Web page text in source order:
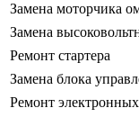
Замена моторчика
Замена
Ремонт стартера
Замена блока
Ремонт